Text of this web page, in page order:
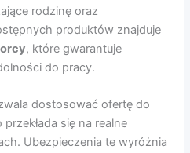
rodzinę oraz
produktów znajduje
, które gwarantuje
do pracy.
dostosować ofertę do
się na realne
Ubezpieczenia te wyróżnia